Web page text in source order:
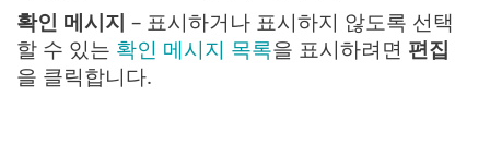
확인 메시지 – 표시하거나 표시하지 않도록 선택
할 수 있는 확인 메시지 목록을 표시하려면 편집
을 클릭합니다.